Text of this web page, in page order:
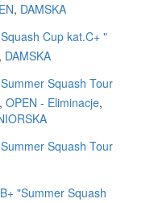
, DAMSKA
Cup kat.C+ "
, DAMSKA
Squash Tour
, OPEN - Eliminacje,
Squash Tour
"Summer Squash